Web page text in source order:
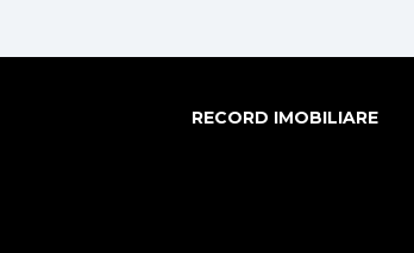
RECORD IMOBILIARE